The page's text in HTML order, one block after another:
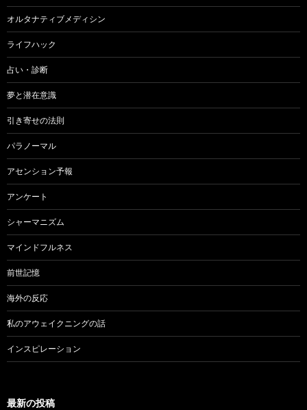
オルタナティブメディシン
ライフハック
占い・診断
夢と潜在意識
引き寄せの法則
パラノーマル
アセンション予報
アンケート
シャーマニズム
マインドフルネス
前世記憶
海外の反応
私のアウェイクニングの話
インスピレーション
最新の投稿